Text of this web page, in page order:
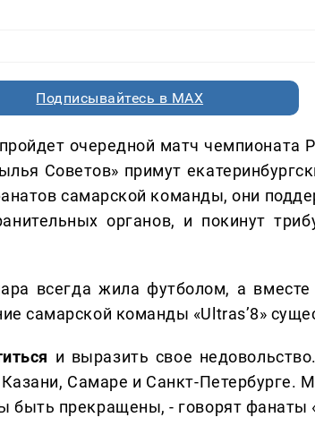
Подписывайтесь в MAX
очередной матч чемпионата
Советов» примут
самарской команды, они
органов, и покинут
всегда жила футболом, а
самарской команды «Ultras’8»
и выразить свое
Самаре и Санкт-Петербурге.
быть прекращены, - говорят фанаты